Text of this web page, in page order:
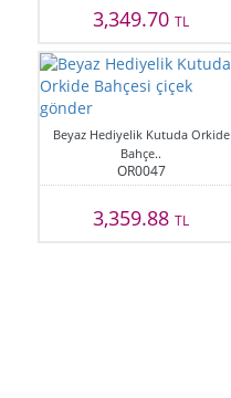
3,349.70TL
Beyaz Hediyelik Kutuda Orkide
Bahçe..
OR0047
3,359.88TL